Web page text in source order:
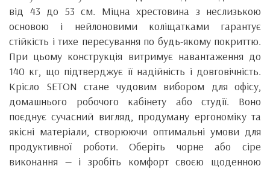
від 43 до 53 см. Міцна хрестовина з неслизькою
основою і нейлоновими коліщатками гарантує
стійкість і тихе пересування по будь-якому покриттю.
При цьому конструкція витримує навантаження до
140 кг, що підтверджує її надійність і довговічність.
Крісло SETON стане чудовим вибором для офісу,
домашнього робочого кабінету або студії. Воно
поєднує сучасний вигляд, продуману ергономіку та
якісні матеріали, створюючи оптимальні умови для
продуктивної роботи. Оберіть чорне або сіре
виконання — і зробіть комфорт своєю щоденною